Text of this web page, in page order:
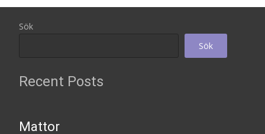
Sök
Sök
Recent Posts
Mattor